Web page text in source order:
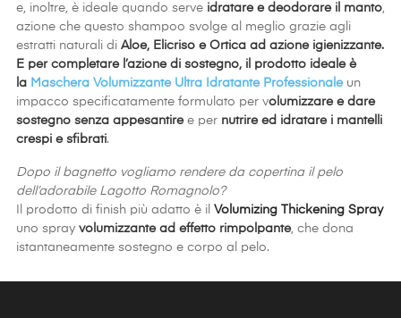
e, inoltre, è ideale quando serve idratare e deodorare il manto
azione che questo shampoo svolge al meglio grazie agli
estratti naturali di Aloe, Elicriso e Ortica ad azione igienizzante.
E per completare l’azione di sostegno, il prodotto ideale è
la Maschera Volumizzante Ultra Idratante Professionaleun
impacco specificatamente formulato per volumizzare e dare
sostegno senza appesantiree per nutrire ed idratare i mantelli
crespi e sfibrati.
Dopo il bagnetto vogliamo rendere da copertina il pelo
dell’adorabile Lagotto Romagnolo?
Il prodotto di finish più adatto è il Volumizing Thickening Spray
uno spray volumizzante ad effetto rimpolpante, che dona
istantaneamente sostegno e corpo al pelo.